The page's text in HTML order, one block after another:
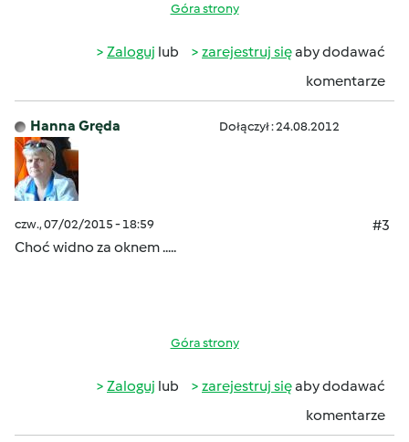
Góra strony
Zaloguj lub zarejestruj sięaby dodawać
komentarze
Hanna Gręda Dołączył : 24.08.2012
czw., 07/02/2015 - 18:59
#3
Choć widno za oknem .....
Góra strony
Zaloguj lub zarejestruj sięaby dodawać
komentarze